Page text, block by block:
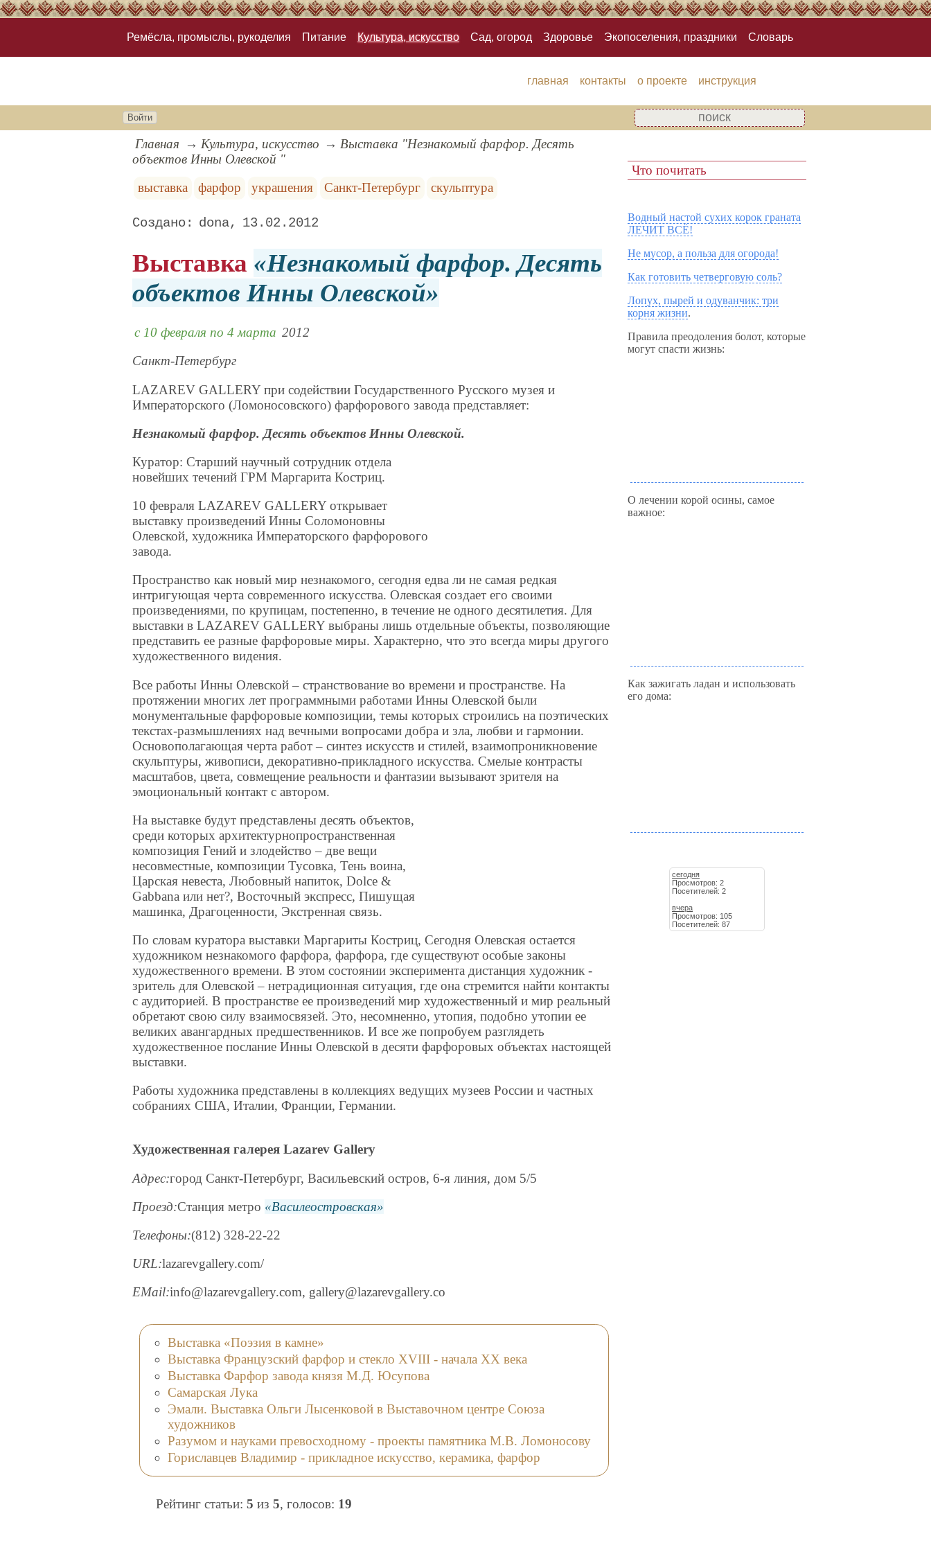
Ремёсла, промыслы, рукоделия Питание Культура, искусство Сад, огород Здоровье Экопоселения, праздники Словарь
главная контакты о проекте инструкция
Войти
Главная Культура, искусство
Выставка "Незнакомый фарфор. Десять
объектов Инны Олевской "
выставка
фарфор украшения Санкт-Петербург скульптура
dona 13.02.2012
Выставка
Незнакомый фарфор. Десять
объектов Инны Олевской
c 10 февраля по 4 марта 2012
Санкт-Петербург
LAZAREV GALLERY при содействии Государственного Русского музея и
Императорского (Ломоносовского) фарфорового завода представляет:
Незнакомый фарфор. Десять объектов Инны Олевской.
Куратор: Старший научный сотрудник отдела
новейших течений ГРМ Маргарита Костриц.
10 февраля LAZAREV GALLERY открывает
выставку произведений Инны Соломоновны
Олевской, художника Императорского фарфорового
завода.
Пространство как новый мир незнакомого, сегодня едва ли не самая редкая
интригующая черта современного искусства. Олевская создает его своими
произведениями, по крупицам, постепенно, в течение не одного десятилетия. Для
выставки в LAZAREV GALLERY выбраны лишь отдельные объекты, позволяющие
представить ее разные фарфоровые миры. Характерно, что это всегда миры другого
художественного видения.
Все работы Инны Олевской – странствование во времени и пространстве. На
протяжении многих лет программными работами Инны Олевской были
монументальные фарфоровые композиции, темы которых строились на поэтических
текстах-размышлениях над вечными вопросами добра и зла, любви и гармонии.
Основополагающая черта работ – синтез искусств и стилей, взаимопроникновение
скульптуры, живописи, декоративно-прикладного искусства. Смелые контрасты
масштабов, цвета, совмещение реальности и фантазии вызывают зрителя на
эмоциональный контакт с автором.
На выставке будут представлены десять объектов,
среди которых архитектурнопространственная
композиция Гений и злодейство – две вещи
несовместные, композиции Тусовка, Тень воина,
Царская невеста, Любовный напиток, Dolce &
Gabbana или нет?, Восточный экспресс, Пишущая
машинка, Драгоценности, Экстренная связь.
По словам куратора выставки Маргариты Костриц, Сегодня Олевская остается
художником незнакомого фарфора, фарфора, где существуют особые законы
художественного времени. В этом состоянии эксперимента дистанция художник -
зритель для Олевской – нетрадиционная ситуация, где она стремится найти контакты
с аудиторией. В пространстве ее произведений мир художественный и мир реальный
обретают свою силу взаимосвязей. Это, несомненно, утопия, подобно утопии ее
великих авангардных предшественников. И все же попробуем разглядеть
художественное послание Инны Олевской в десяти фарфоровых объектах настоящей
выставки.
Работы художника представлены в коллекциях ведущих музеев России и частных
собраниях США, Италии, Франции, Германии.
Художественная галерея Lazarev Gallery
Адрес:город Санкт-Петербург, Васильевский остров, 6-я линия, дом 5/5
Проезд:Станция метро
Василеостровская
Телефоны:(812) 328-22-22
URL:lazarevgallery.com/
EMail:info@lazarevgallery.com, gallery@lazarevgallery.co
Выставка «Поэзия в камне»
Выставка Французский фарфор и стекло XVIII - начала XX века
Выставка Фарфор завода князя М.Д. Юсупова
Самарская Лука
Эмали. Выставка Ольги Лысенковой в Выставочном центре Союза
художников
Разумом и науками превосходному - проекты памятника М.В. Ломоносову
Гориславцев Владимир - прикладное искусство, керамика, фарфор
Рейтинг статьи: 5 из 5, голосов: 19
Что почитать
Водный настой сухих корок граната
ЛЕЧИТ ВСЁ!
Не мусор, а польза для огорода!
Как готовить четверговую соль?
Лопух, пырей и одуванчик: три
корня жизни.
Правила преодоления болот, которые
могут спасти жизнь:
О лечении корой осины, самое
важное:
Как зажигать ладан и использовать
его дома:
сегодня
Просмотров: 2
Посетителей: 2
вчера
Просмотров: 105
Посетителей: 87